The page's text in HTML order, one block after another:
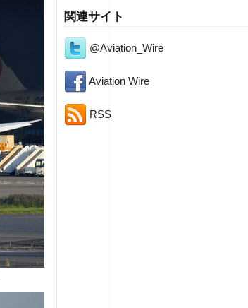
関連サイト
@Aviation_Wire
Aviation Wire
RSS